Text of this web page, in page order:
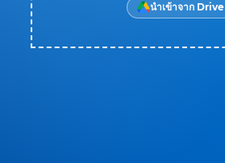
นำเข้าจาก Drive